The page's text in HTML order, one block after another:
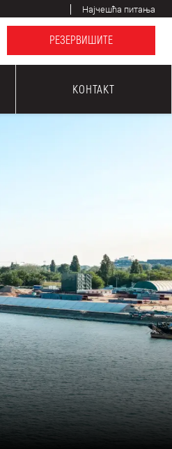
Најчешћа питања
РЕЗЕРВИШИТЕ
КОНТАКТ